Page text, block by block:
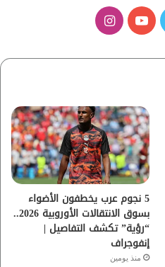
ي
و
ب
ت
ق
ر
م
5 نجوم عرب يخطفون الأضواء
بسوق الانتقالات الأوروبية 2026..
“رؤية” تكشف التفاصيل |
إنفوجراف
منذ يومين